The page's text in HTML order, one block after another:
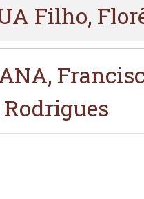
Filho,
Rodrigues